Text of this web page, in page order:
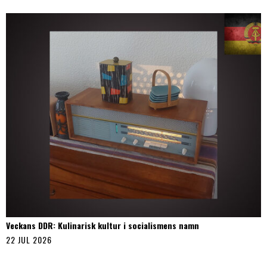
Veckans DDR: Kulinarisk kultur i socialismens namn
22 JUL 2026